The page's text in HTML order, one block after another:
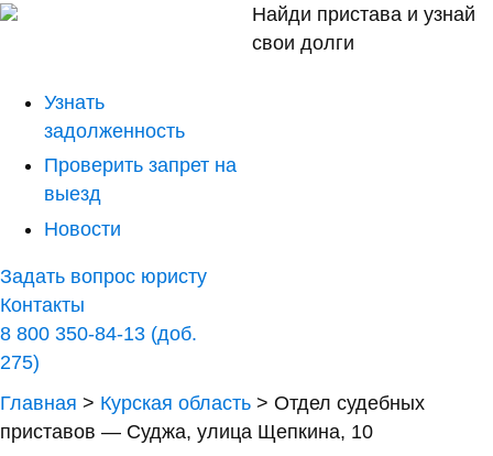
Найди пристава и узнай
свои долги
Узнать
задолженность
Проверить запрет на
выезд
Новости
Задать вопрос юристу
Контакты
8 800 350-84-13 (доб.
275)
Главная > Курская область > Отдел судебных
приставов — Суджа, улица Щепкина, 10